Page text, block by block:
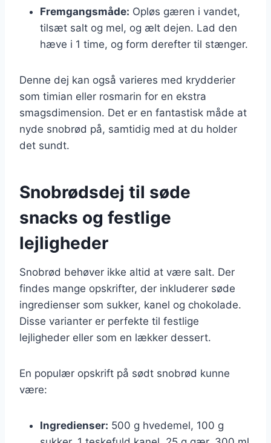
Fremgangsmåde: Opløs gæren i vandet,
tilsæt salt og mel, og ælt dejen. Lad den
hæve i 1 time, og form derefter til stænger.
Denne dej kan også varieres med krydderier
som timian eller rosmarin for en ekstra
smagsdimension. Det er en fantastisk måde at
nyde snobrød på, samtidig med at du holder
det sundt.
Snobrødsdej til søde
snacks og festlige
lejligheder
Snobrød behøver ikke altid at være salt. Der
findes mange opskrifter, der inkluderer søde
ingredienser som sukker, kanel og chokolade.
Disse varianter er perfekte til festlige
lejligheder eller som en lækker dessert.
En populær opskrift på sødt snobrød kunne
være:
Ingredienser: 500 g hvedemel, 100 g